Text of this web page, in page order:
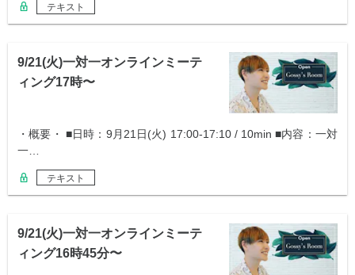
テキスト
9/21(火)一対一オンラインミーテ
ィング17時〜
・概要・ ■日時：9月21日(火) 17:00-17:10 / 10min ■内容：一対
一…
テキスト
9/21(火)一対一オンラインミーテ
ィング16時45分〜